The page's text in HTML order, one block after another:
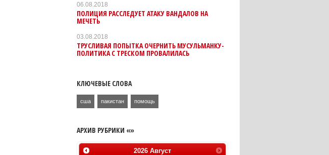
06.08.2018
ПОЛИЦИЯ РАССЛЕДУЕТ АТАКУ ВАНДАЛОВ НА
МЕЧЕТЬ
03.08.2018
ТРУСЛИВАЯ ПОПЫТКА ОЧЕРНИТЬ МУСУЛЬМАНКУ-
ПОЛИТИКА С ТРЕСКОМ ПРОВАЛИЛАСЬ
КЛЮЧЕВЫЕ СЛОВА
сша пакистан помощь
АРХИВ РУБРИКИ «»
2026 Август